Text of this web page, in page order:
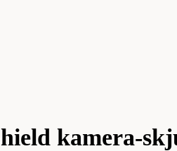
kamera-